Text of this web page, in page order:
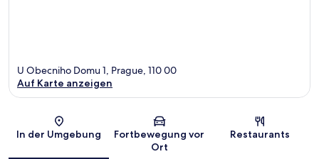
Karte
U Obecniho Domu 1, Prague, 110 00
Auf Karte anzeigen
In der Umgebung
Fortbewegung vor
Ort
Restaurants